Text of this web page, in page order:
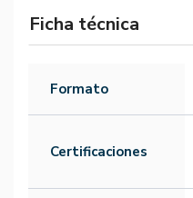
Ficha técnica
Formato
Certificaciones